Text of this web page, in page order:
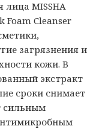
MISSHA
Foam Cleanser
загрязнения и
кожи. В
экстракт
сроки снимает
сильным